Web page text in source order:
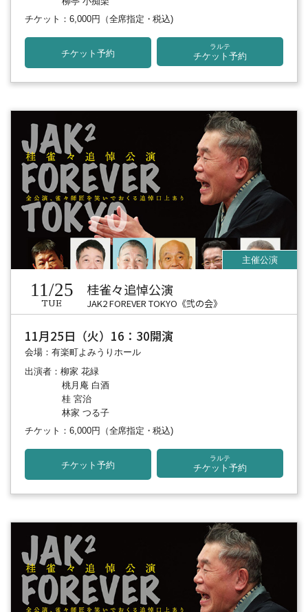
チケット：6,000円
（全席指定・税込)
チケット予約
ラルテ
チケット予約
11/25
TUE
桂雀々追悼公演
JAK2 FOREVER TOKYO《弐の会》
11月25日（火）16：30開演
会場：有楽町よみうりホール
出演者：柳家 花緑
桃月庵 白酒
桂 宮治
林家 つる子
チケット：6,000円
（全席指定・税込)
チケット予約
ラルテ
チケット予約